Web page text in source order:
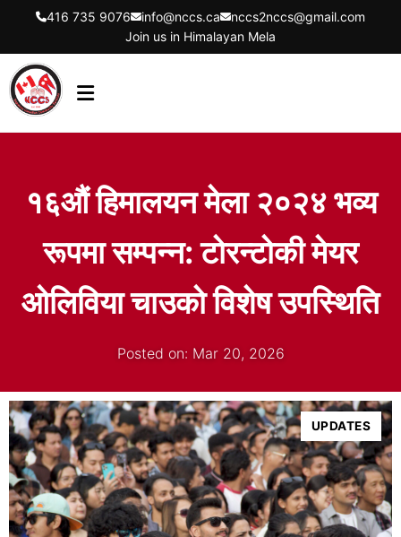
416 735 9076 info@nccs.ca
nccs2nccs@gmail.com
Join us in Himalayan Mela
DIRECTORS
EVENTS
LATEST UPDATES
GET INVOLVED
१६औं हिमालयन मेला २०२४ भव्य
रूपमा सम्पन्न: टोरन्टोकी मेयर
ओलिविया चाउको विशेष उपस्थिति
Posted on: Mar 20, 2026
UPDATES